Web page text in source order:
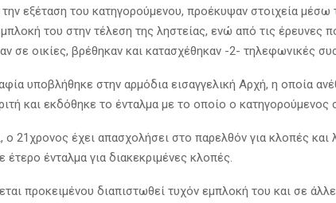
εξέταση του κατηγορούμενου, προέκυψαν στοιχεία
του στην τέλεση της ληστείας, ενώ από τις έρευνες
σε οικίες, βρέθηκαν και κατασχέθηκαν -2- τηλεφωνικές
υποβλήθηκε στην αρμόδια εισαγγελική Αρχή, η οποία
και εκδόθηκε το ένταλμα με το οποίο ο κατηγορούμενος
ο 21χρονος έχει απασχολήσει στο παρελθόν για κλοπές και
έτερο ένταλμα για διακεκριμένες κλοπές.
προκειμένου διαπιστωθεί τυχόν εμπλοκή του και σε